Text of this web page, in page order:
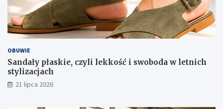
OBUWIE
Sandały płaskie, czyli lekkość i swoboda w letnich
stylizacjach
21 lipca 2026